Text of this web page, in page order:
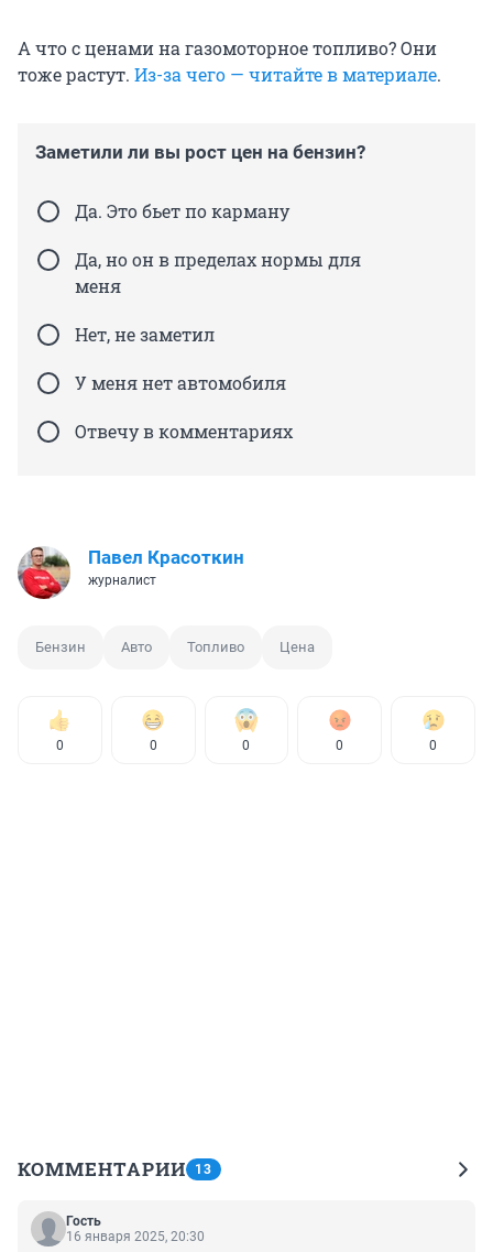
А что с ценами на газомоторное топливо? Они
тоже растут. Из-за чего — читайте в материале.
Заметили ли вы рост цен на бензин?
Да. Это бьет по карману
Да, но он в пределах нормы для
меня
Нет, не заметил
У меня нет автомобиля
Отвечу в комментариях
Павел Красоткин
журналист
Бензин Авто Топливо Цена
0 0 0 0 0
КОММЕНТАРИИ 13
Гость
16 января 2025, 20:30